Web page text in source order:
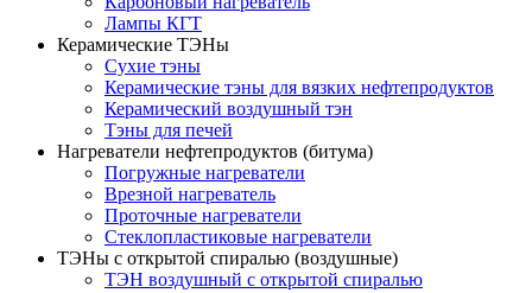
Лампы КГТ
Керамические ТЭНы
Сухие тэны
Керамические тэны для вязких нефтепродуктов
Керамический воздушный тэн
Тэны для печей
Нагреватели нефтепродуктов (битума)
Погружные нагреватели
Врезной нагреватель
Проточные нагреватели
Стеклопластиковые нагреватели
ТЭНы с открытой спиралью (воздушные)
ТЭН воздушный с открытой спиралью